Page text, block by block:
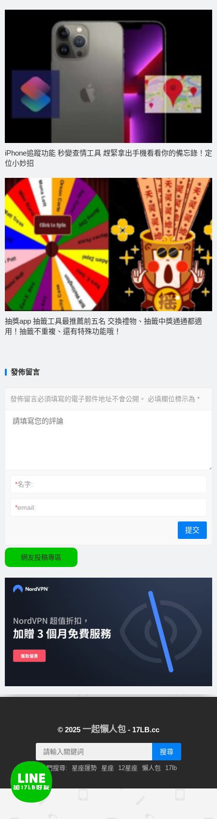
iPhone追蹤功能 秒變查情工具 趕緊拿出手機看看你的備忘錄！定
位小妙招
抽獎app 抽籤工具最推薦前五名 交換禮物、抽籤中獎通通都適
用！抽籤不重複、還有特殊功能哦！
發佈留言
發佈留言必須填寫的電子郵件地址不會公開。 必填欄位標示為 *
*名字:
*email:
網友投稿專區
© 2025 一起懶人包 - 17LB.cc
搜尋
熱門搜尋: 星座運勢 星座 12星座 懶人包 17lb